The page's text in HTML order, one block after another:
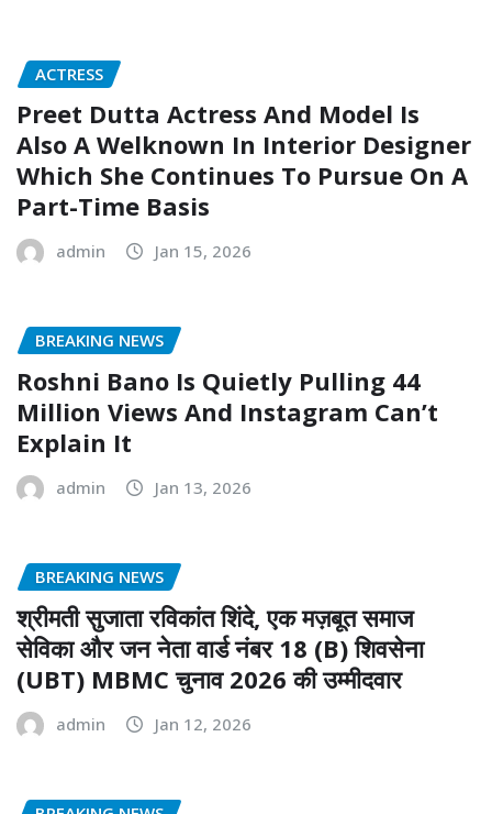
ACTRESS
Preet Dutta Actress And Model Is
Also A Welknown In Interior Designer
Which She Continues To Pursue On A
Part-Time Basis
admin Jan 15, 2026
BREAKING NEWS
Roshni Bano Is Quietly Pulling 44
Million Views And Instagram Can’t
Explain It
admin Jan 13, 2026
BREAKING NEWS
श्रीमती सुजाता रविकांत शिंदे, एक मज़बूत समाज
सेविका और जन नेता वार्ड नंबर 18 (B) शिवसेना
(UBT) MBMC चुनाव 2026 की उम्मीदवार
admin Jan 12, 2026